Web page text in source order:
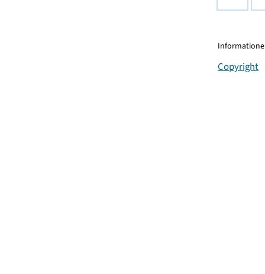
Copyright